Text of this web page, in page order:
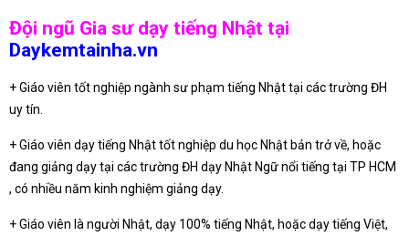
Đội ngũ Gia sư dạy tiếng Nhật tại
Daykemtainha.vn
+ Giáo viên tốt nghiệp ngành sư phạm tiếng Nhật tại các trường ĐH
uy tín.
+ Giáo viên dạy tiếng Nhật tốt nghiệp du học Nhật bản trở về, hoặc
đang giảng dạy tại các trường ĐH dạy Nhật Ngữ nổi tiếng tại TP HCM
, có nhiều năm kinh nghiệm giảng dạy.
+ Giáo viên là người Nhật, dạy 100% tiếng Nhật, hoặc dạy tiếng Việt,